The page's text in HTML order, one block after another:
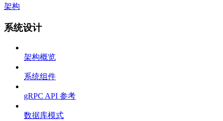
架构
系统设计
架构概览
系统组件
gRPC API 参考
数据库模式